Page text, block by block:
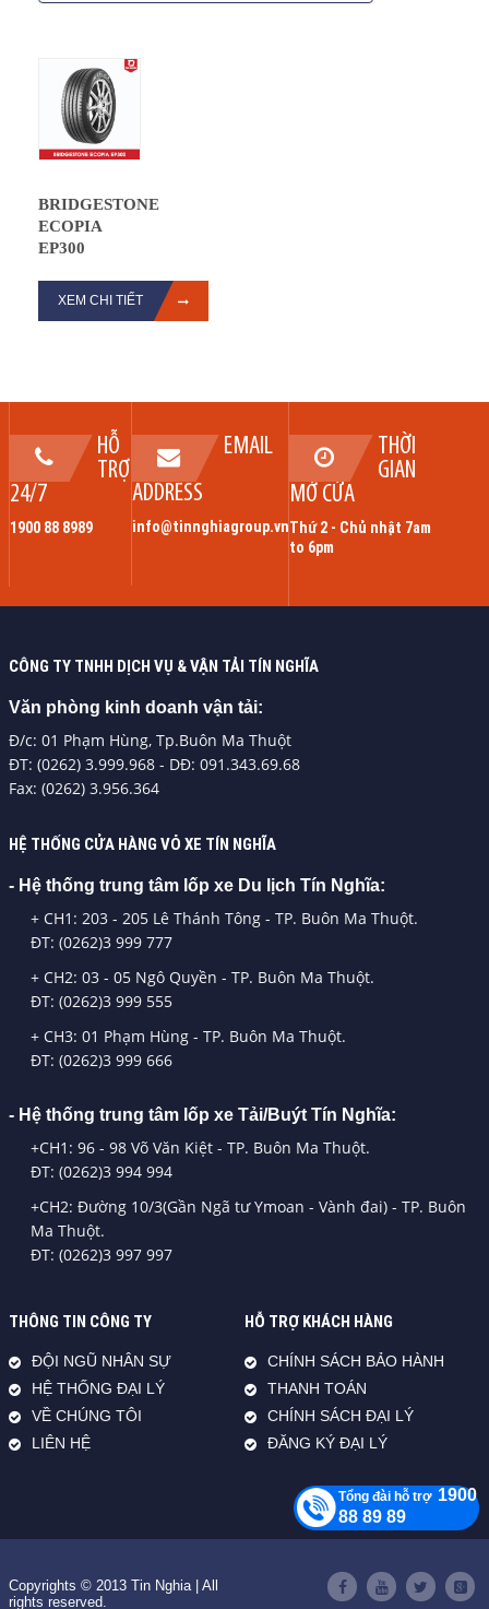
BRIDGESTONE
ECOPIA
EP300
XEM CHI TIẾT
HỖ
TRỢ
24/7
1900 88 8989
EMAIL
ADDRESS
info@tinnghiagroup.vn
THỜI
GIAN
MỞ CỬA
Thứ 2 - Chủ nhật 7am
to 6pm
CÔNG TY TNHH DỊCH VỤ & VẬN TẢI TÍN NGHĨA
Văn phòng kinh doanh vận tải:
Đ/c: 01 Phạm Hùng, Tp.Buôn Ma Thuột
ĐT: (0262) 3.999.968 - DĐ: 091.343.69.68
Fax: (0262) 3.956.364
HỆ THỐNG CỬA HÀNG VỎ XE TÍN NGHĨA
- Hệ thống trung tâm lốp xe Du lịch Tín Nghĩa:
+ CH1: 203 - 205 Lê Thánh Tông - TP. Buôn Ma Thuột.
ĐT: (0262)3 999 777
+ CH2: 03 - 05 Ngô Quyền - TP. Buôn Ma Thuột.
ĐT: (0262)3 999 555
+ CH3: 01 Phạm Hùng - TP. Buôn Ma Thuột.
ĐT: (0262)3 999 666
- Hệ thống trung tâm lốp xe Tải/Buýt Tín Nghĩa:
+CH1: 96 - 98 Võ Văn Kiệt - TP. Buôn Ma Thuột.
ĐT: (0262)3 994 994
+CH2: Đường 10/3(Gần Ngã tư Ymoan - Vành đai) - TP. Buôn
Ma Thuột.
ĐT: (0262)3 997 997
THÔNG TIN CÔNG TY
ĐỘI NGŨ NHÂN SỰ
HỆ THỐNG ĐẠI LÝ
VỀ CHÚNG TÔI
LIÊN HỆ
HỖ TRỢ KHÁCH HÀNG
CHÍNH SÁCH BẢO HÀNH
THANH TOÁN
CHÍNH SÁCH ĐẠI LÝ
ĐĂNG KÝ ĐẠI LÝ
Copyrights © 2013 Tin Nghia | All
rights reserved.
Tổng đài hỗ trợ 1900
88 89 89